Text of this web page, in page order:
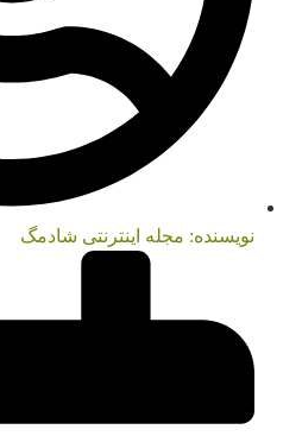
نویسنده: مجله اینترنتی شادمگ